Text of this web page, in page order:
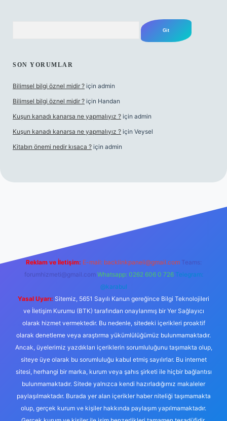
SON YORUMLAR
Bilimsel bilgi öznel midir ? için admin
Bilimsel bilgi öznel midir ? için Handan
Kuşun kanadı kanarsa ne yapmalıyız ? için admin
Kuşun kanadı kanarsa ne yapmalıyız ? için Veysel
Kitabın önemi nedir kısaca ? için admin
Reklam ve İletişim: E-mail: backlinkpaneli@gmail.com Teams:
forumhizmeti@gmail.com Whatsapp: 0262 606 0 726 Telegram:
@karabul
Yasal Uyarı: Sitemiz, 5651 Sayılı Kanun gereğince Bilgi Teknolojileri
ve İletişim Kurumu (BTK) tarafından onaylanmış bir Yer Sağlayıcı
olarak hizmet vermektedir. Bu nedenle, sitedeki içerikleri proaktif
olarak denetleme veya araştırma yükümlülüğümüz bulunmamaktadır.
Ancak, üyelerimiz yazdıkları içeriklerin sorumluluğunu taşımakta olup,
siteye üye olarak bu sorumluluğu kabul etmiş sayılırlar. Bu internet
sitesi, herhangi bir marka, kurum veya şahıs şirketi ile hiçbir bağlantısı
bulunmamaktadır. Sitede yalnızca kendi hazırladığımız makaleler
paylaşılmaktadır. Burada yer alan içerikler haber niteliği taşımamakta
olup, gerçek kurum ve kişiler hakkında paylaşım yapılmamaktadır.